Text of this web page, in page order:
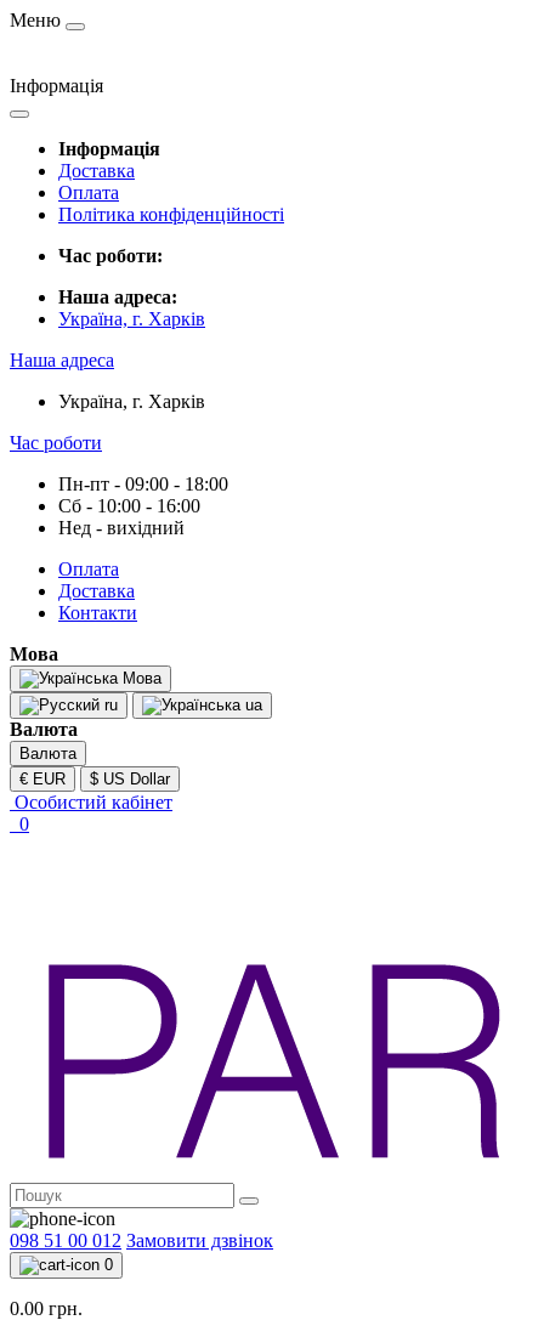
Меню
Інформація
Інформація
Доставка
Оплата
Політика конфіденційності
Час роботи:
Наша адреса:
Україна, г. Харків
Наша адреса
Україна, г. Харків
Час роботи
Пн-пт - 09:00 - 18:00
Сб - 10:00 - 16:00
Нед - вихідний
Оплата
Доставка
Контакти
Мова
Мова
ru
ua
Валюта
Валюта
€ EUR
$ US Dollar
Особистий кабінет
0
098 51 00 012 Замовити дзвінок
0
0.00 грн.